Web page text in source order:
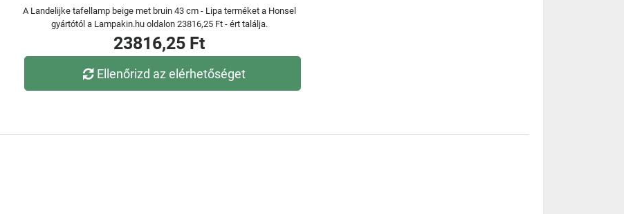
A Landelijke tafellamp beige met bruin 43 cm - Lipa terméket a Honsel
gyártótól a Lampakin.hu oldalon 23816,25 Ft - ért találja.
23816,25 Ft
Ellenőrizd az elérhetőséget